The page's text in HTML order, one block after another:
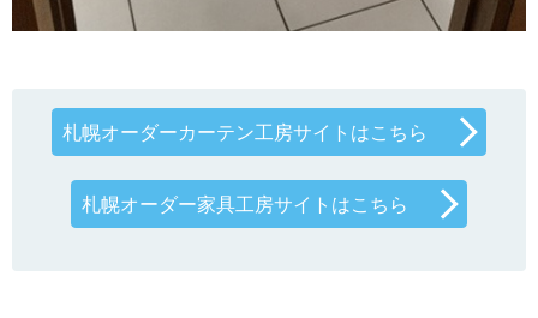
札幌オーダーカーテン工房サイトはこちら
札幌オーダー家具工房サイトはこちら